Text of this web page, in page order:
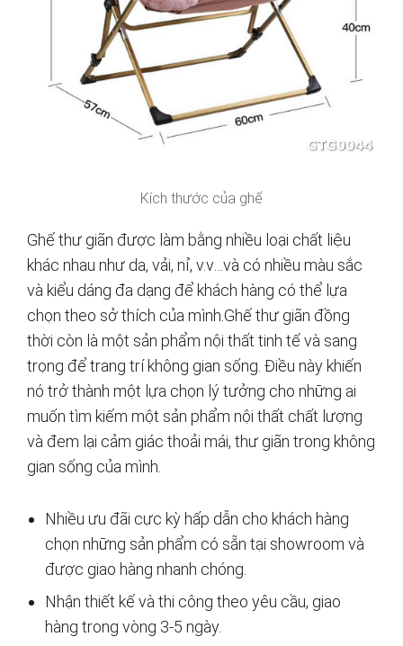
Kích thước của ghế
Ghế thư giãn được làm bằng nhiều loại chất liệu
khác nhau như da, vải, nỉ, v.v…và có nhiều màu sắc
và kiểu dáng đa dạng để khách hàng có thể lựa
chọn theo sở thích của mình.Ghế thư giãn đồng
thời còn là một sản phẩm nội thất tinh tế và sang
trọng để trang trí không gian sống. Điều này khiến
nó trở thành một lựa chọn lý tưởng cho những ai
muốn tìm kiếm một sản phẩm nội thất chất lượng
và đem lại cảm giác thoải mái, thư giãn trong không
gian sống của mình.
Nhiều ưu đãi cực kỳ hấp dẫn cho khách hàng
chọn những sản phẩm có sẵn tại showroom và
được giao hàng nhanh chóng.
Nhận thiết kế và thi công theo yêu cầu, giao
hàng trong vòng 3-5 ngày.